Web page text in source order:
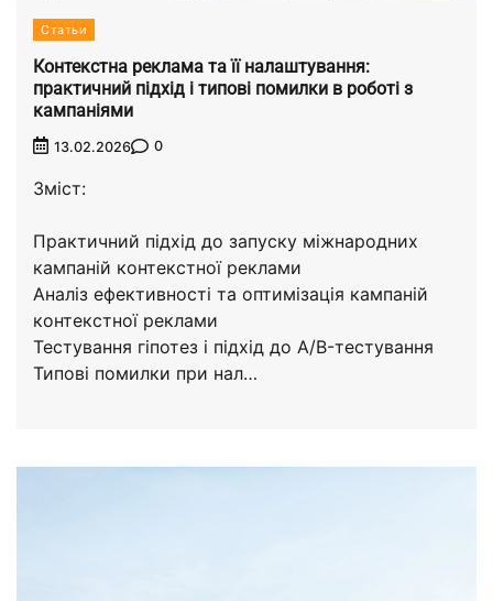
Статьи
Контекстна реклама та її налаштування:
практичний підхід і типові помилки в роботі з
кампаніями
13.02.2026 0
Зміст:
Практичний підхід до запуску міжнародних
кампаній контекстної реклами
Аналіз ефективності та оптимізація кампаній
контекстної реклами
Тестування гіпотез і підхід до A/B-тестування
Типові помилки при нал…